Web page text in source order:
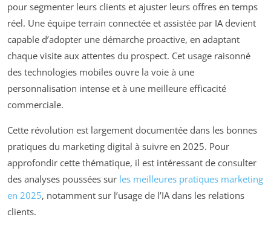
pour segmenter leurs clients et ajuster leurs offres en temps
réel. Une équipe terrain connectée et assistée par IA devient
capable d’adopter une démarche proactive, en adaptant
chaque visite aux attentes du prospect. Cet usage raisonné
des technologies mobiles ouvre la voie à une
personnalisation intense et à une meilleure efficacité
commerciale.
Cette révolution est largement documentée dans les bonnes
pratiques du marketing digital à suivre en 2025. Pour
approfondir cette thématique, il est intéressant de consulter
des analyses poussées sur les meilleures pratiques marketing
en 2025, notamment sur l’usage de l’IA dans les relations
clients.